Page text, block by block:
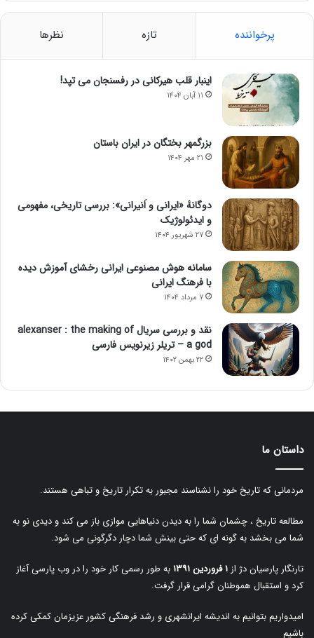
پرخواننده تازه نظرها
اینبار قلب هیرکانی در رفسنجان می تپد!
۱۱ آبان ۱۴۰۴
بزرگمهر بختگان در ایران باستان
۲۱ مهر ۱۴۰۴
دوگانهٔ «ایرانی و اَنیرانی»: بررسی تاریخی، مفهومی
و ایدئولوژیک
۲۷ شهریور ۱۴۰۴
سامانه هوش مصنوعی ایرانی رخشای آموزش دیده
با فرهنگ ایرانی
۷ مرداد ۱۴۰۴
نقد و بررسی سریال alexanser : the making of
a god – تریلر زیرنویس فارسی
۲۲ بهمن ۱۴۰۲
داستان ما
مردمانی که تاریخ خود را نشناسند مجبور به تکرار تاریخ و تباهی هستند.
مطالعه تاریخ ، چشمان شما را به دیدن دنیاهایی موازی باز می کند و دیدی نو به
شما می بخشد به گونه ای که حتی بینش شما دچار دگرگونی می شود.
تارنگار پارسیان دژ از ۱ فروردین ۱۳۹۱
به طور رسمی کار خود را در وب پارسی آغاز
کرد و استقبال هموطنان گرامی قرار گرفت.
امیدواریم بتوانیم به اندیشه ایرانشهری و رشد فرهنگی کشور عزیزمان کمکی کرده
باشیم